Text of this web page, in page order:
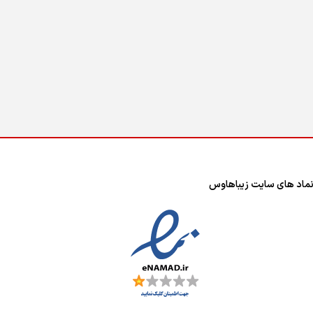
نماد های سایت زیباهاوس